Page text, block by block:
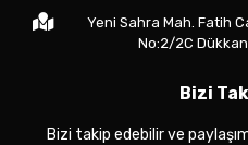
Yeni Sahra Mah. Fatih
No:2/2C
Bizi
Bizi takip edebilir ve